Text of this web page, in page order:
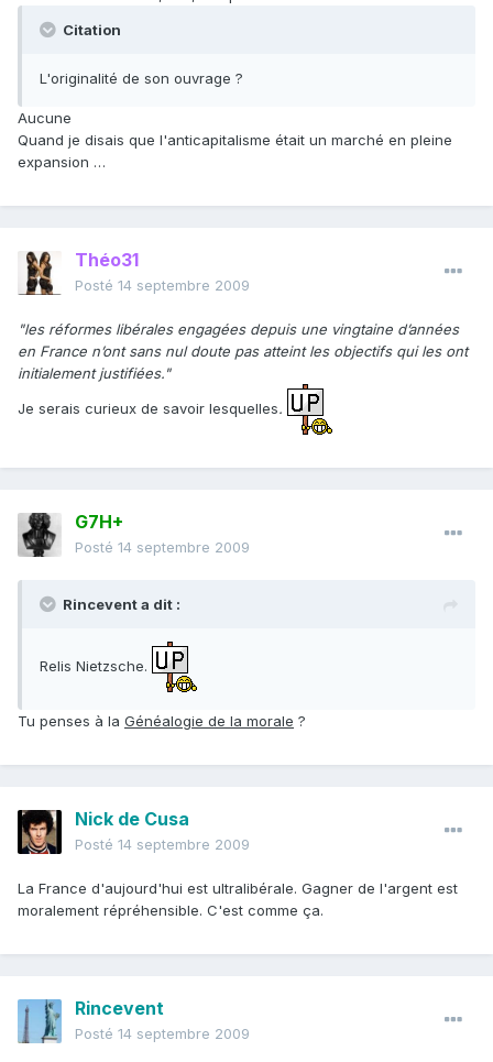
Citation
L'originalité de son ouvrage ?
Aucune
Quand je disais que l'anticapitalisme était un marché en pleine
expansion …
Théo31
Posté 14 septembre 2009
"les réformes libérales engagées depuis une vingtaine d’années
en France n’ont sans nul doute pas atteint les objectifs qui les ont
initialement justifiées."
Je serais curieux de savoir lesquelles.
G7H+
Posté 14 septembre 2009
Rincevent a dit :
Relis Nietzsche.
Tu penses à la Généalogie de la morale ?
Nick de Cusa
Posté 14 septembre 2009
La France d'aujourd'hui est ultralibérale. Gagner de l'argent est
moralement répréhensible. C'est comme ça.
Rincevent
Posté 14 septembre 2009